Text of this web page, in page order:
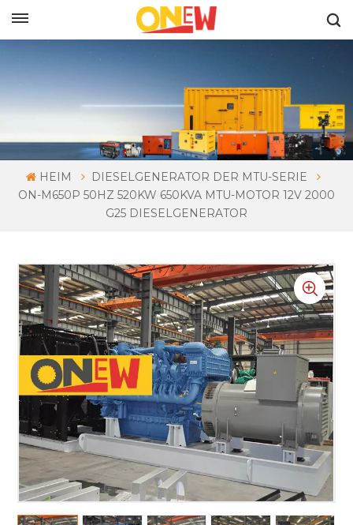
HEIM
DIESELGENERATOR DER MTU-SERIE
ON-M650P 50HZ 520KW 650KVA MTU-MOTOR 12V 2000
G25 DIESELGENERATOR